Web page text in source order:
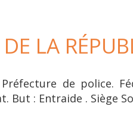
LA
de police.
But : Entraide . Siège